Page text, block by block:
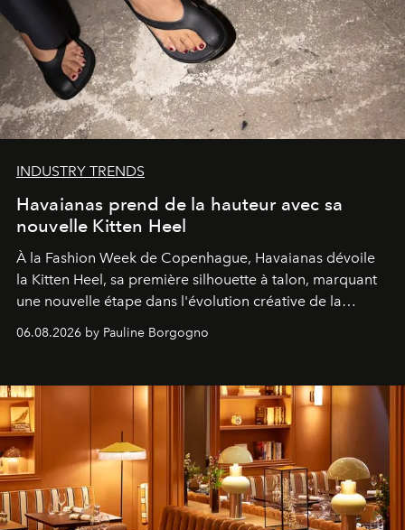
INDUSTRY TRENDS
Havaianas prend de la hauteur avec sa
nouvelle Kitten Heel
À la Fashion Week de Copenhague, Havaianas dévoile
la Kitten Heel, sa première silhouette à talon, marquant
une nouvelle étape dans l'évolution créative de la
06.08.2026 by Pauline Borgogno